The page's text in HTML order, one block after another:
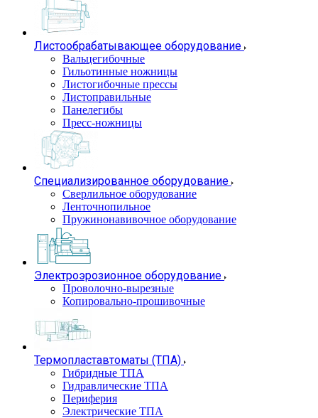
Листообрабатывающее оборудование
Вальцегибочные
Гильотинные ножницы
Листогибочные прессы
Листоправильные
Панелегибы
Пресс-ножницы
Специализированное оборудование
Сверлильное оборудование
Ленточнопильное
Пружинонавивочное оборудование
Электроэрозионное оборудование
Проволочно-вырезные
Копировально-прошивочные
Термопластавтоматы (ТПА)
Гибридные ТПА
Гидравлические ТПА
Периферия
Электрические ТПА